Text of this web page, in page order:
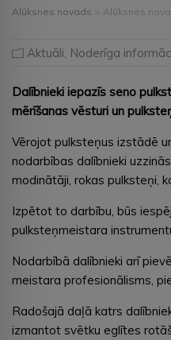
Alūksnes novads > Alūksnes
Aktuāli, Noderīga
Dalībnieki iepazīs seno
mērīšanas vēsturi un
Vērojot pulksteņus izstādē
nodarbības dalībnieki
modinātāji, rokas pulksteņi,
Izpētot to darbību, būs
pulksteņmeistara
Nodarbībā dalībnieki arī
meistara profesionālisms,
Radošajā daļā katrs
izmantot svētku eglītes